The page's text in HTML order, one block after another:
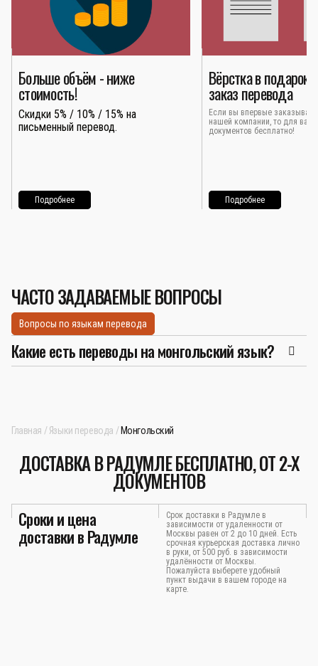
Больше объём - ниже
стоимость!
Скидки 5% / 10% / 15% на
письменный перевод.
Подробнее
Вёрстка в подарок
заказ перевода
Если вы впервые
нашей компании, то для вас
документов бесплатно!
Подробнее
ЧАСТО ЗАДАВАЕМЫЕ ВОПРОСЫ
Вопросы по языкам перевода
Какие есть переводы на монгольский язык?
Главная Языки перевода Монгольский
ДОСТАВКА В РАДУМЛЕ БЕСПЛАТНО, ОТ 2-Х
ДОКУМЕНТОВ
Сроки и цена
доставки в Радумле
Срок доставки в Радумле в
зависимости от удаленности от
Москвы равен от 2 до 10 дней. Есть
срочная курьерская доставка лично
в руки, от 500 руб. в зависимости
удалённости от Москвы.
Пожалуйста выберете удобный
пункт выдачи в вашем городе на
карте.